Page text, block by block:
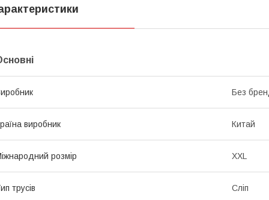
Без
виробник Китай
розмір XXL
трусів Сліп